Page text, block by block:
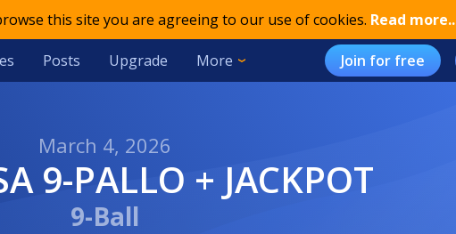
this site you are agreeing to our use of cookies. Read more..
Posts Upgrade More Join for free
March 4, 2026
9-PALLO + JACKPOT
9-Ball